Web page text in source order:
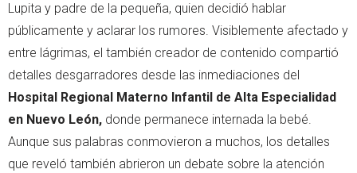
Lupita y padre de la pequeña, quien decidió hablar
públicamente y aclarar los rumores. Visiblemente afectado y
entre lágrimas, el también creador de contenido compartió
detalles desgarradores desde las inmediaciones del
Hospital Regional Materno Infantil de Alta Especialidad
en Nuevo León, donde permanece internada la bebé.
Aunque sus palabras conmovieron a muchos, los detalles
que reveló también abrieron un debate sobre la atención